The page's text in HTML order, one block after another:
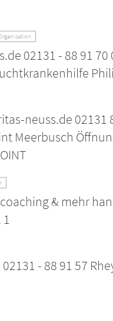
02131 - 88 91 70
neuss.de 02131
Meerbusch
& mehr
1
- 88 91 57